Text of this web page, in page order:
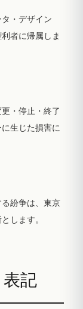
・デザイン
者に帰属しま
・停止・終了
生じた損害に
紛争は、東京
します。
記